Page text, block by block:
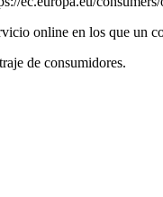
online en los que un
de consumidores.